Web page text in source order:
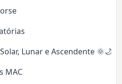
Lunar e Ascendente 🌞🌙✨
MAC